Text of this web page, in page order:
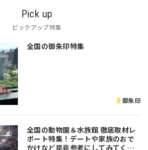
Pick up
ピックアップ特集
全国の御朱印特集
御朱印
全国の動物園＆水族館 徹底取材レ
ポート特集！デートや家族のおで
かけなど是非参考にしてみてくだ